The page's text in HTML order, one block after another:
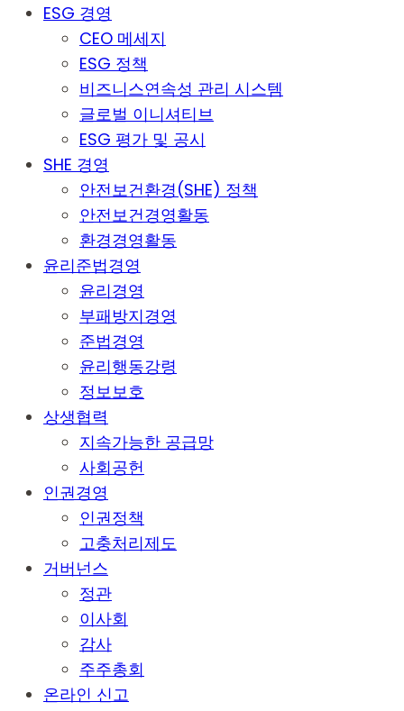
ESG 경영
CEO 메세지
ESG 정책
비즈니스연속성 관리 시스템
글로벌 이니셔티브
ESG 평가 및 공시
SHE 경영
안전보건환경(SHE) 정책
안전보건경영활동
환경경영활동
윤리준법경영
윤리경영
부패방지경영
준법경영
윤리행동강령
정보보호
상생협력
지속가능한 공급망
사회공헌
인권경영
인권정책
고충처리제도
거버넌스
정관
이사회
감사
주주총회
온라인 신고